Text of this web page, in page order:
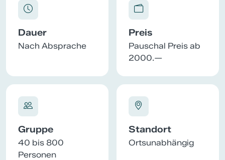
Dauer
Nach Absprache
Preis
Pauschal Preis ab
2000.—
Gruppe
40 bis 800
Personen
Standort
Ortsunabhängig